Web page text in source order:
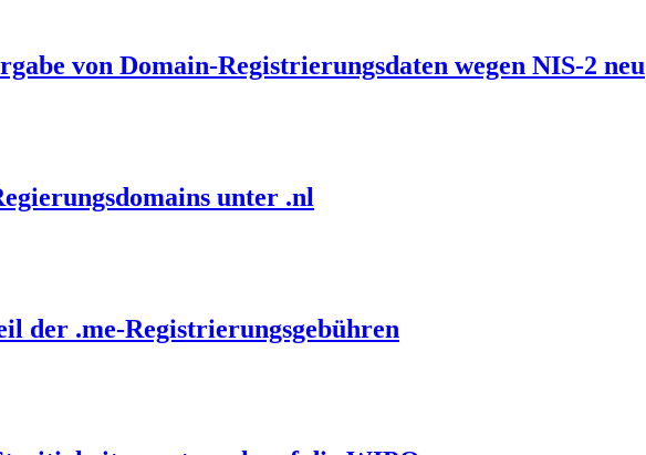
von Domain-Registrierungsdaten wegen NIS-2 neu
unter .nl
der .me-Registrierungsgebühren